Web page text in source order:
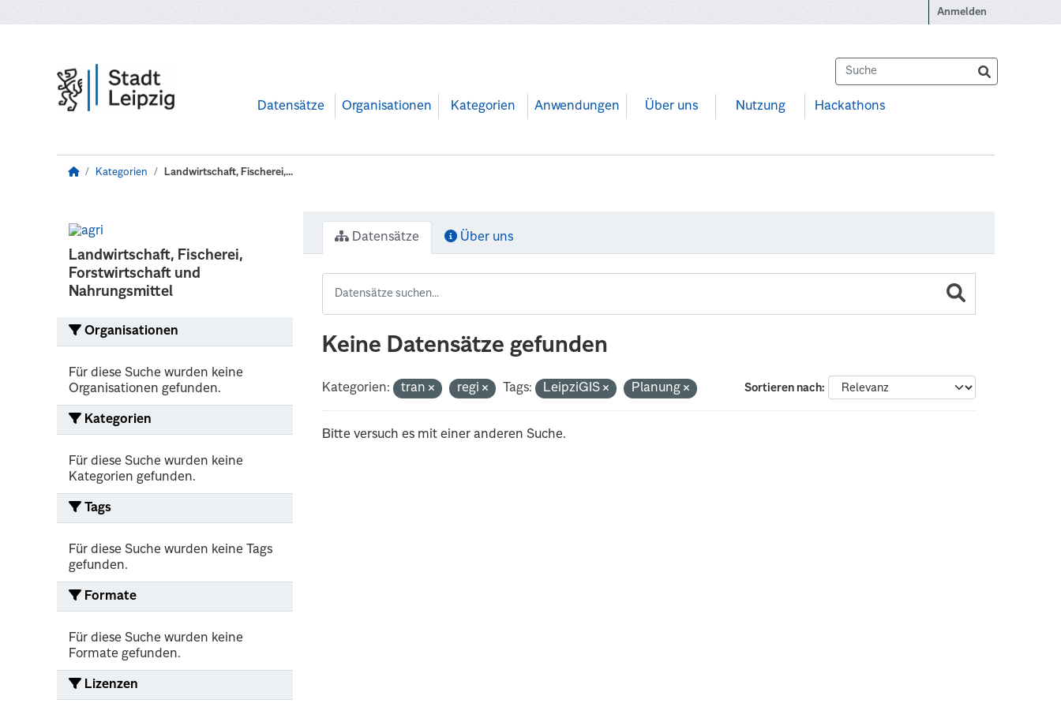
Anmelden
Datensätze Organisationen Kategorien Anwendungen Über uns Nutzung Hackathons
Kategorien Landwirtschaft, Fischerei,...
Landwirtschaft, Fischerei,
Forstwirtschaft und
Nahrungsmittel
Organisationen
Für diese Suche wurden keine
Organisationen gefunden.
Kategorien
Für diese Suche wurden keine
Kategorien gefunden.
Tags
Für diese Suche wurden keine Tags
gefunden.
Formate
Für diese Suche wurden keine
Formate gefunden.
Lizenzen
Datensätze Über uns
Keine Datensätze gefunden
Sortieren nach
Kategorien: tran regi Tags: LeipziGIS Planung
Bitte versuch es mit einer anderen Suche.